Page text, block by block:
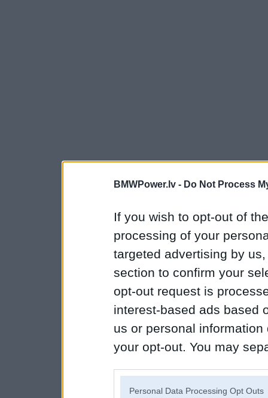
BMWPower.lv - Do Not Process
If you wish to opt-out of
processing of your
targeted advertising by
section to confirm your
opt-out request is
interest-based ads based
us or personal
your opt-out. You may
Personal Data Processing Opt Outs